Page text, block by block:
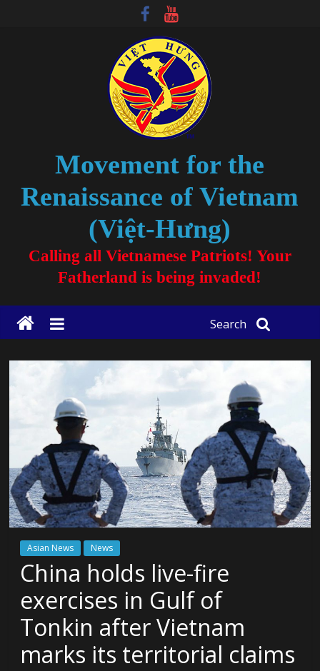
Movement for the
Renaissance of Vietnam
(Việt-Hưng)
Calling all Vietnamese Patriots! Your
Fatherland is being invaded!
Search
Asian News News
China holds live-fire
exercises in Gulf of
Tonkin after Vietnam
marks its territorial claims